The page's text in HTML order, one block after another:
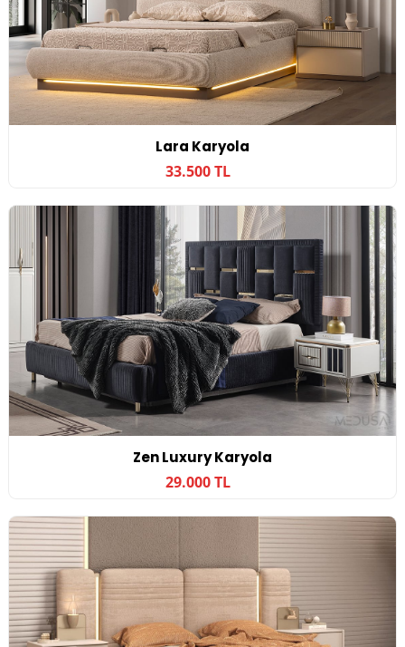
Lara Karyola
33.500 TL
Zen Luxury Karyola
29.000 TL